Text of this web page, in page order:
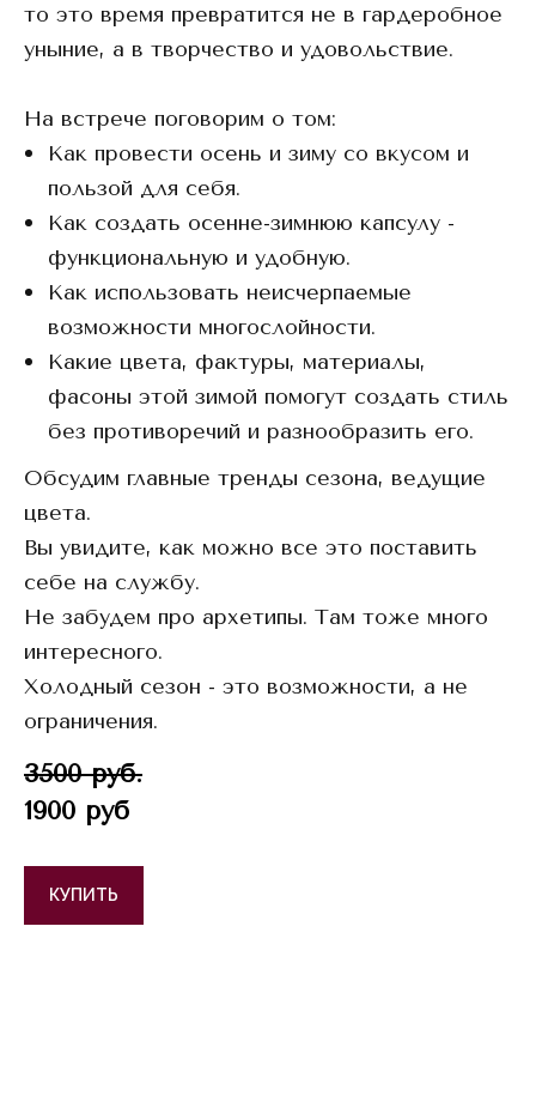
то это время превратится не в гардеробное
уныние, а в творчество и удовольствие.
На встрече поговорим о том:
Как провести осень и зиму со вкусом и
пользой для себя.
Как создать осенне-зимнюю капсулу -
функциональную и удобную.
Как использовать неисчерпаемые
возможности многослойности.
Какие цвета, фактуры, материалы,
фасоны этой зимой помогут создать стиль
без противоречий и разнообразить его.
Обсудим главные тренды сезона, ведущие
цвета.
Вы увидите, как можно все это поставить
себе на службу.
Не забудем про архетипы. Там тоже много
интересного.
Холодный сезон - это возможности, а не
ограничения.
3500 руб.
1900 руб
КУПИТЬ